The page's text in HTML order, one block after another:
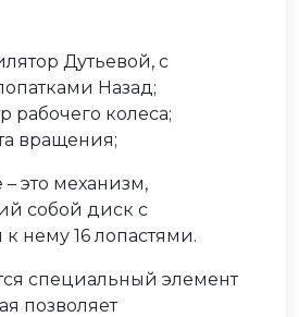
Дутьевой, с
Назад;
рабочего колеса;
вращения;
это механизм,
собой диск с
нему 16 лопастями.
специальный элемент
позволяет